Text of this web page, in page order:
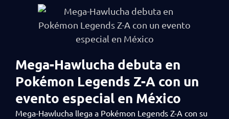
Mega-Hawlucha debuta en
Pokémon Legends Z-A con un
evento especial en México
Mega-Hawlucha llega a Pokémon Legends Z-A con su